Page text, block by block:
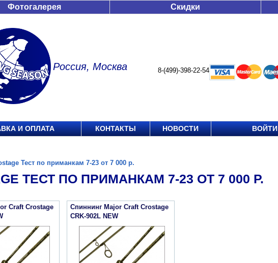
Фотогалерея Скидки
Россия, Москва 8-(499)-398-22-54
И ОПЛАТА КОНТАКТЫ НОВОСТИ ВОЙТИ
Тест по приманкам 7-23 от 7 000 р.
ТЕСТ ПО ПРИМАНКАМ 7-23 ОТ 7 000 Р.
Craft Crostage
Спиннинг Major Craft Crostage
CRK-902L NEW